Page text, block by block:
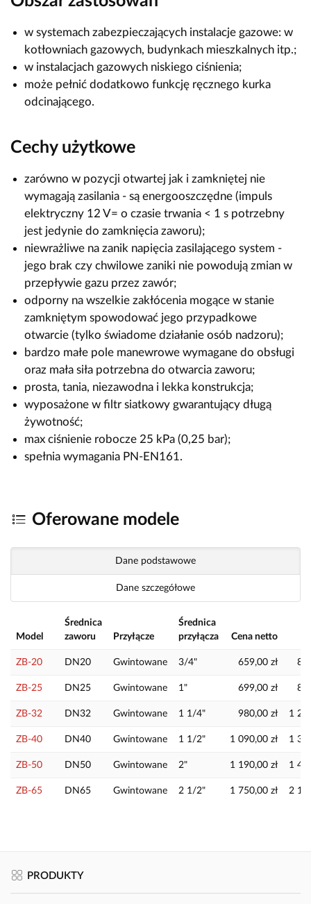
w systemach zabezpieczających instalacje gazowe: w
kotłowniach gazowych, budynkach mieszkalnych itp.;
w instalacjach gazowych niskiego ciśnienia;
może pełnić dodatkowo funkcję ręcznego kurka
odcinającego.
Cechy użytkowe
zarówno w pozycji otwartej jak i zamkniętej nie
wymagają zasilania - są energooszczędne (impuls
elektryczny 12 V= o czasie trwania < 1 s potrzebny
jest jedynie do zamknięcia zaworu);
niewrażliwe na zanik napięcia zasilającego system -
jego brak czy chwilowe zaniki nie powodują zmian w
przepływie gazu przez zawór;
odporny na wszelkie zakłócenia mogące w stanie
zamkniętym spowodować jego przypadkowe
otwarcie (tylko świadome działanie osób nadzoru);
bardzo małe pole manewrowe wymagane do obsługi
oraz mała siła potrzebna do otwarcia zaworu;
prosta, tania, niezawodna i lekka konstrukcja;
wyposażone w filtr siatkowy gwarantujący długą
żywotność;
max ciśnienie robocze 25 kPa (0,25 bar);
spełnia wymagania PN-EN161.
Oferowane modele
Dane podstawowe
Dane szczegółowe
Model
Średnica
zaworu
Przyłącze
Średnica
przyłącza
Cena netto
ZB-20 DN20 Gwintowane 3/4" 659,00 zł
ZB-25 DN25 Gwintowane 1" 699,00 zł
ZB-32 DN32 Gwintowane 1 1/4" 980,00 zł 1
ZB-40 DN40 Gwintowane 1 1/2" 1 090,00 zł 1
ZB-50 DN50 Gwintowane 2" 1 190,00 zł 1
ZB-65 DN65 Gwintowane 2 1/2" 1 750,00 zł 2
PRODUKTY